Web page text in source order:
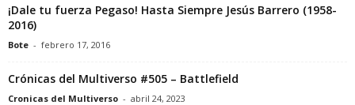
¡Dale tu fuerza Pegaso! Hasta Siempre Jesús Barrero (1958-
2016)
Bote - febrero 17, 2016
Crónicas del Multiverso #505 – Battlefield
Cronicas del Multiverso - abril 24, 2023